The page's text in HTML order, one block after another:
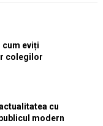
cum eviți
colegilor
cu
modern